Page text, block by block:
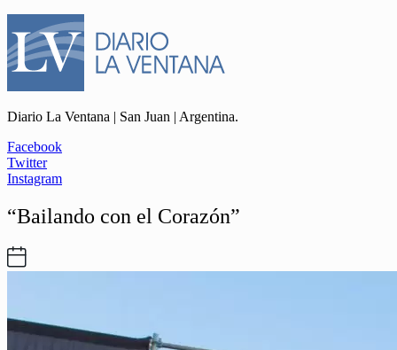
Diario La Ventana | San Juan | Argentina.
Facebook
Twitter
Instagram
“Bailando con el Corazón”